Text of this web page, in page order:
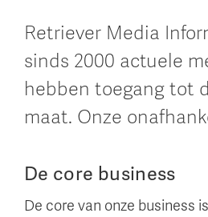
Retriever Media
sinds 2000 actuele
hebben toegang tot
maat. Onze
De core business
De core van onze business